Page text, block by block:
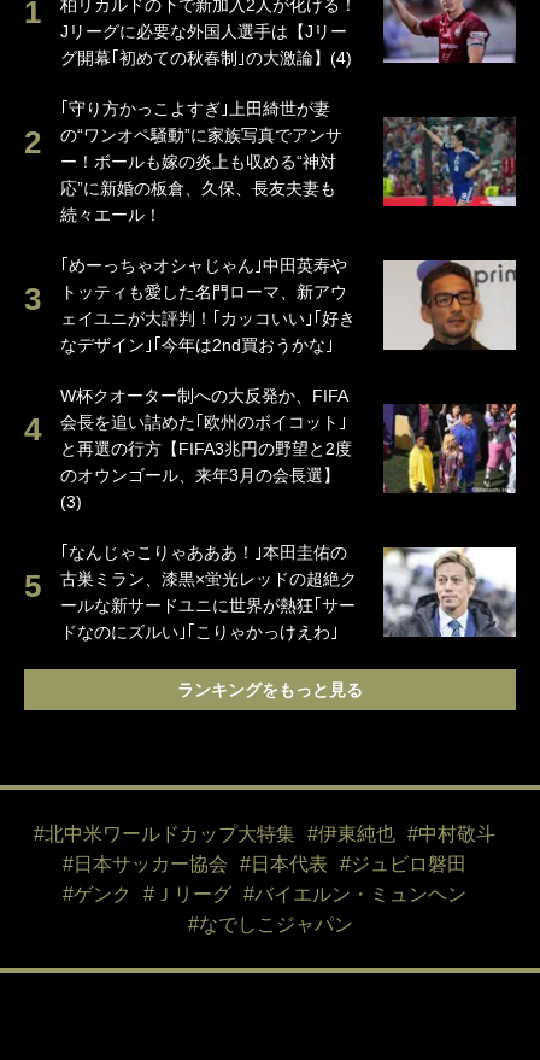
柏リカルドの下で新加入2人が化ける！
Jリーグに必要な外国人選手は【Jリー
グ開幕｢初めての秋春制｣の大激論】(4)
｢守り方かっこよすぎ｣上田綺世が妻
の“ワンオペ騒動”に家族写真でアンサ
ー！ボールも嫁の炎上も収める“神対
応”に新婚の板倉、久保、長友夫妻も
続々エール！
｢めーっちゃオシャじゃん｣中田英寿や
トッティも愛した名門ローマ、新アウ
ェイユニが大評判！｢カッコいい｣｢好き
なデザイン｣｢今年は2nd買おうかな｣
W杯クオーター制への大反発か、FIFA
会長を追い詰めた｢欧州のボイコット｣
と再選の行方【FIFA3兆円の野望と2度
のオウンゴール、来年3月の会長選】
(3)
｢なんじゃこりゃあああ！｣本田圭佑の
古巣ミラン、漆黒×蛍光レッドの超絶ク
ールな新サードユニに世界が熱狂｢サー
ドなのにズルい｣｢こりゃかっけえわ｣
ランキングをもっと見る
#北中米ワールドカップ大特集 #伊東純也
#中村敬斗
#日本サッカー協会
#日本代表
#ジュビロ磐田
#ゲンク
#Ｊリーグ
#バイエルン・ミュンヘン
#なでしこジャパン